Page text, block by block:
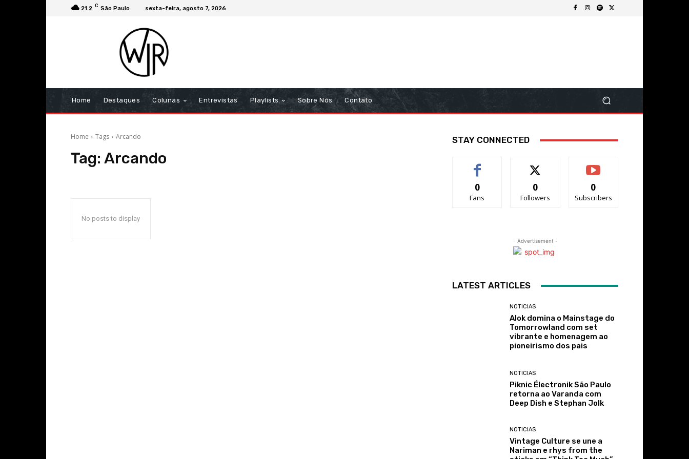
21.2 C São Paulo sexta-feira, agosto 7, 2026
Home Destaques Colunas Entrevistas Playlists Sobre Nós Contato
Home Tags Arcando
Tag: Arcando
No posts to display
STAY CONNECTED
0
Fans
0
Followers
0
Subscribers
- Advertisement -
LATEST ARTICLES
NOTICIAS
Alok domina o Mainstage do
Tomorrowland com set
vibrante e homenagem ao
pioneirismo dos pais
NOTICIAS
Piknic Électronik São Paulo
retorna ao Varanda com
Deep Dish e Stephan Jolk
NOTICIAS
Vintage Culture se une a
Nariman e rhys from the